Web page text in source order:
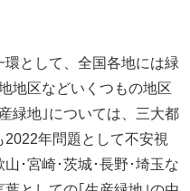
として、全国各地には緑
地区などいくつもの地区
緑地｣については、三大都
年問題として不安視
･宮崎･茨城･長野･埼玉な